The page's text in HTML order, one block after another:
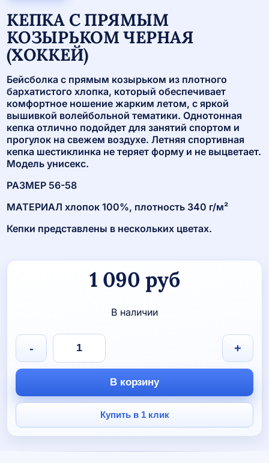
КЕПКА С ПРЯМЫМ
КОЗЫРЬКОМ ЧЕРНАЯ
(ХОККЕЙ)
Бейсболка с прямым козырьком из плотного
бархатистого хлопка, который обеспечивает
комфортное ношение жарким летом, с яркой
вышивкой волейбольной тематики. Однотонная
кепка отлично подойдет для занятий спортом и
прогулок на свежем воздухе. Летняя спортивная
кепка шестиклинка не теряет форму и не выцветает.
Модель унисекс.
РАЗМЕР 56-58
МАТЕРИАЛ хлопок 100%, плотность 340 г/м²
Кепки представлены в нескольких цветах.
1 090руб
В наличии
Количество
товара
Кепка
с
козырьком
черная
(хоккей)
- +
В корзину
Купить в 1 клик